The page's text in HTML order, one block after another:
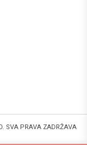
SVA PRAVA ZADRŽAVA